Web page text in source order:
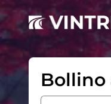
Bollino